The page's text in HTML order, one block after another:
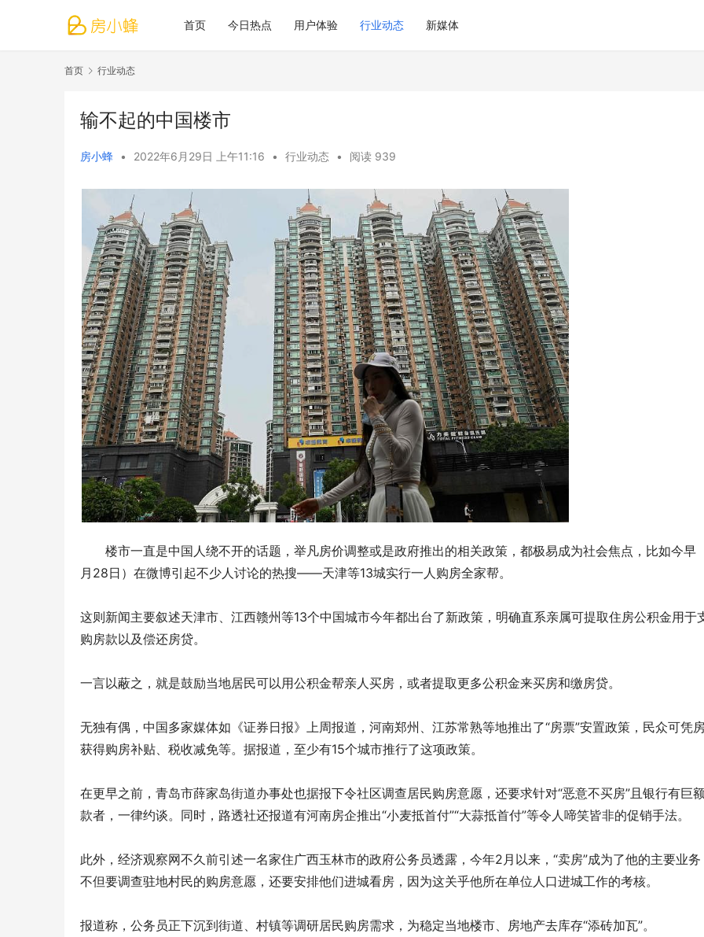
首页 今日热点 用户体验 行业动态 新媒体
首页 行业动态
输不起的中国楼市
房小蜂 • 2022年6月29日 上午11:16 • 行业动态 • 阅读 939
楼市一直是中国人绕不开的话题，举凡房价调整或是政府推出的相关政策，都极易成为社会焦点，比如今早
月28日）在微博引起不少人讨论的热搜——天津等13城实行一人购房全家帮。
这则新闻主要叙述天津市、江西赣州等13个中国城市今年都出台了新政策，明确直系亲属可提取住房公积金用于
购房款以及偿还房贷。
一言以蔽之，就是鼓励当地居民可以用公积金帮亲人买房，或者提取更多公积金来买房和缴房贷。
无独有偶，中国多家媒体如《证券日报》上周报道，河南郑州、江苏常熟等地推出了“房票”安置政策，民众可凭
获得购房补贴、税收减免等。据报道，至少有15个城市推行了这项政策。
在更早之前，青岛市薛家岛街道办事处也据报下令社区调查居民购房意愿，还要求针对“恶意不买房”且银行有巨
款者，一律约谈。同时，路透社还报道有河南房企推出“小麦抵首付”“大蒜抵首付”等令人啼笑皆非的促销手法。
此外，经济观察网不久前引述一名家住广西玉林市的政府公务员透露，今年2月以来，“卖房”成为了他的主要业务
不但要调查驻地村民的购房意愿，还要安排他们进城看房，因为这关乎他所在单位人口进城工作的考核。
报道称，公务员正下沉到街道、村镇等调研居民购房需求，为稳定当地楼市、房地产去库存“添砖加瓦”。